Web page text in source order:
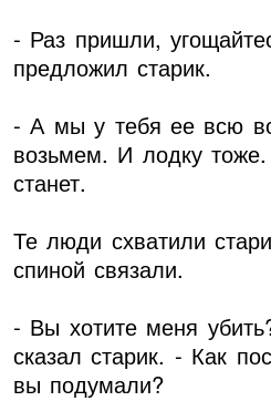
- Раз пришли,
предложил старик.
- А мы у тебя ее всю
возьмем. И лодку
станет.
Те люди схватили
спиной связали.
- Вы хотите меня
сказал старик. - Как
вы подумали?